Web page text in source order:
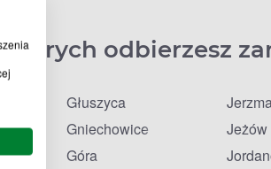
odbierzesz
Głuszyca
Gniechowice
Góra
Jeżów